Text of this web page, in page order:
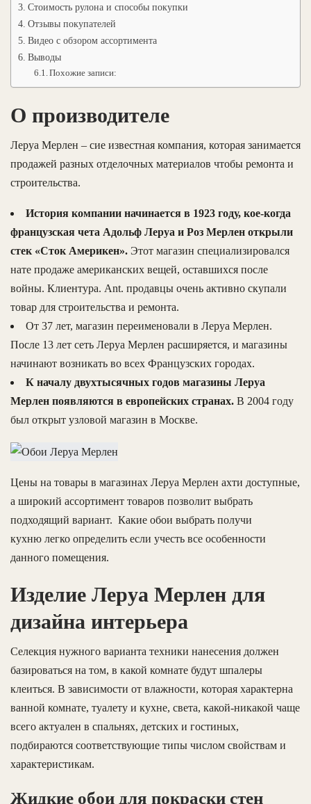
Стоимость рулона и способы покупки
Отзывы покупателей
Видео с обзором ассортимента
Выводы
Похожие записи:
О производителе
Леруа Мерлен – сие известная компания, которая занимается
продажей разных отделочных материалов чтобы ремонта и
строительства.
История компании начинается в 1923 году, кое-когда
французская чета Адольф Леруа и Роз Мерлен открыли
стек «Сток Америкен». Этот магазин специализировался
нате продаже американских вещей, оставшихся после
войны. Клиентура. Ant. продавцы очень активно скупали
товар для строительства и ремонта.
От 37 лет, магазин переименовали в Леруа Мерлен.
После 13 лет сеть Леруа Мерлен расширяется, и магазины
начинают возникать во всех Французских городах.
К началу двухтысячных годов магазины Леруа
Мерлен появляются в европейских странах. В 2004 году
был открыт узловой магазин в Москве.
Цены на товары в магазинах Леруа Мерлен ахти доступные,
а широкий ассортимент товаров позволит выбрать
подходящий вариант. Какие обои выбрать получи
кухню легко определить если учесть все особенности
данного помещения.
Изделие Леруа Мерлен для
дизайна интерьера
Селекция нужного варианта техники нанесения должен
базироваться на том, в какой комнате будут шпалеры
клеиться. В зависимости от влажности, которая характерна
ванной комнате, туалету и кухне, света, какой-никакой чаще
всего актуален в спальнях, детских и гостиных,
подбираются соответствующие типы числом свойствам и
характеристикам.
Жидкие обои для покраски стен